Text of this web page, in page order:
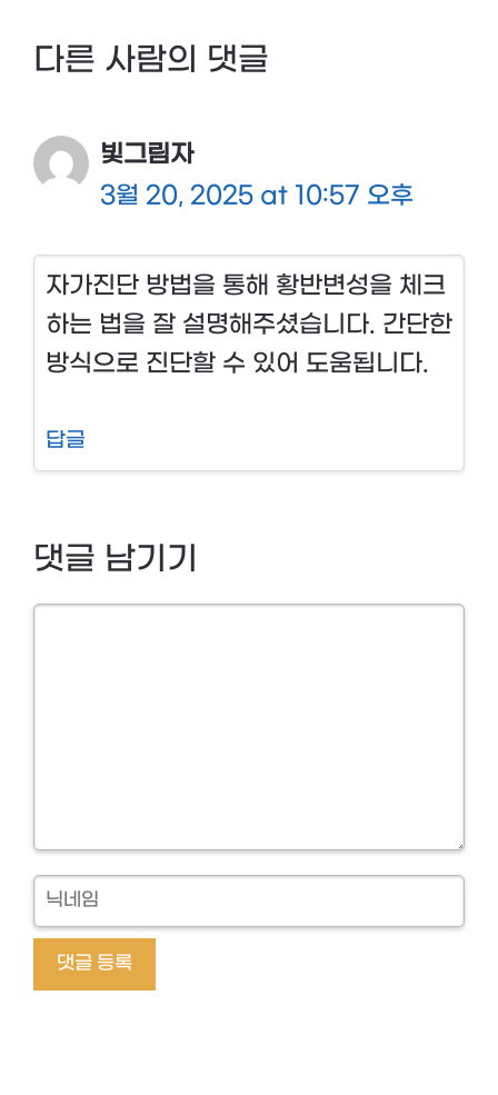
다른 사람의 댓글
빛그림자
3월 20, 2025 at 10:57 오후
자가진단 방법을 통해 황반변성을 체크
하는 법을 잘 설명해주셨습니다. 간단한
방식으로 진단할 수 있어 도움됩니다.
답글
댓글 남기기
닉
네